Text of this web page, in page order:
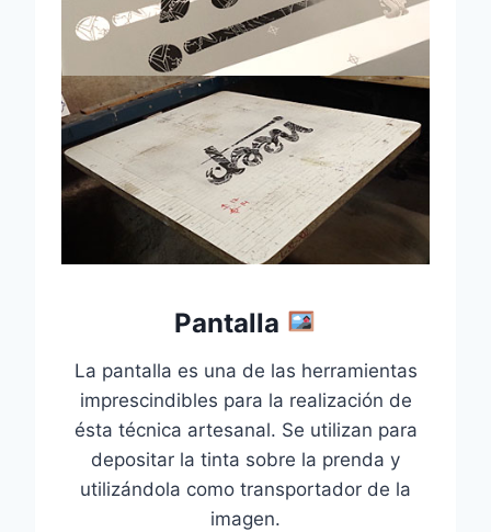
Pantalla
La pantalla es una de las herramientas
imprescindibles para la realización de
ésta técnica artesanal. Se utilizan para
depositar la tinta sobre la prenda y
utilizándola como transportador de la
imagen.